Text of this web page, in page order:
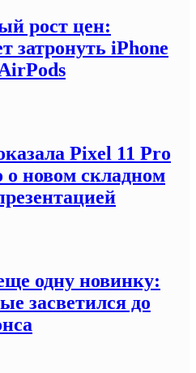
рост цен:
затронуть iPhone
Pixel 11 Pro
о новом складном
одну новинку:
засветился до